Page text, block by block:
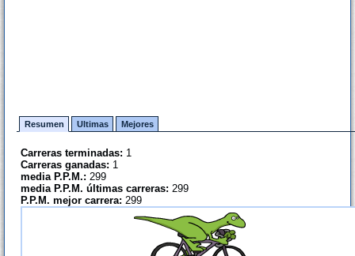
Resumen Ultimas Mejores
Carreras terminadas: 1
Carreras ganadas: 1
media P.P.M.: 299
media P.P.M. últimas carreras: 299
P.P.M. mejor carrera: 299